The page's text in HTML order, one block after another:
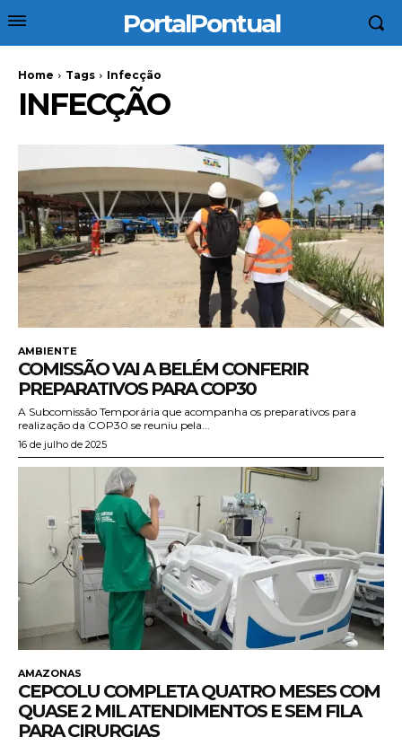
PortalPontual
Home Tags Infecção
INFECÇÃO
AMBIENTE
COMISSÃO VAI A BELÉM CONFERIR
PREPARATIVOS PARA COP30
A Subcomissão Temporária que acompanha os preparativos para
realização da COP30 se reuniu pela...
16 de julho de 2025
AMAZONAS
CEPCOLU COMPLETA QUATRO MESES COM
QUASE 2 MIL ATENDIMENTOS E SEM FILA
PARA CIRURGIAS